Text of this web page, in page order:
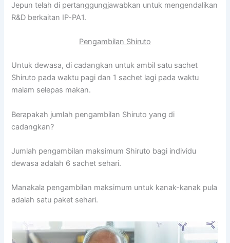
Jepun telah di pertanggungjawabkan untuk mengendalikan
R&D berkaitan IP-PA1.
Pengambilan Shiruto
Untuk dewasa, di cadangkan untuk ambil satu sachet
Shiruto pada waktu pagi dan 1 sachet lagi pada waktu
malam selepas makan.
Berapakah jumlah pengambilan Shiruto yang di
cadangkan?
Jumlah pengambilan maksimum Shiruto bagi individu
dewasa adalah 6 sachet sehari.
Manakala pengambilan maksimum untuk kanak-kanak pula
adalah satu paket sehari.